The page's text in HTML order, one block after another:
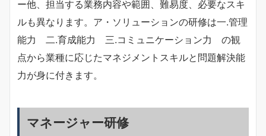
ー他、担当する業務内容や範囲、難易度、必要なスキ
ルも異なります。ア・ソリューションの研修は一.管理
能力 二.育成能力 三.コミュニケーション力 の観
点から業種に応じたマネジメントスキルと問題解決能
力が身に付きます。
マネージャー研修